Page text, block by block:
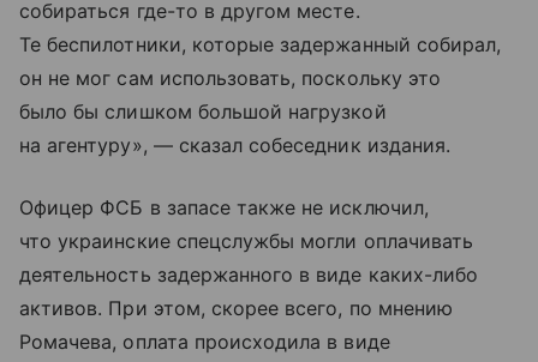
собираться где-то в другом месте.
Те беспилотники, которые задержанный собирал,
он не мог сам использовать, поскольку это
было бы слишком большой нагрузкой
на агентуру», — сказал собеседник издания.
Офицер ФСБ в запасе также не исключил,
что украинские спецслужбы могли оплачивать
деятельность задержанного в виде каких-либо
активов. При этом, скорее всего, по мнению
Ромачева, оплата происходила в виде